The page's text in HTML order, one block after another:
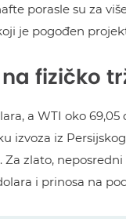
porasle su za
je pogođen
fizičko
a WTI oko
izvoza iz
zlato,
i prinosa na